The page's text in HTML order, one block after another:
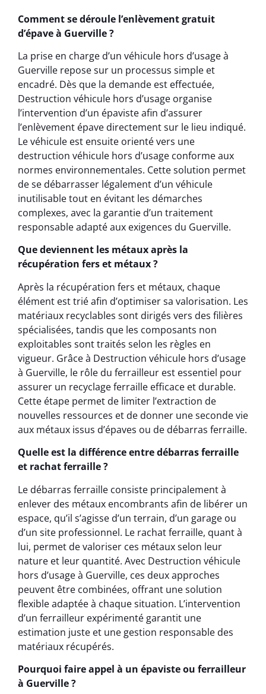
Comment se déroule l’enlèvement gratuit
d’épave à Guerville ?
La prise en charge d’un véhicule hors d’usage à
Guerville repose sur un processus simple et
encadré. Dès que la demande est effectuée,
Destruction véhicule hors d’usage organise
l’intervention d’un épaviste afin d’assurer
l’enlèvement épave directement sur le lieu indiqué.
Le véhicule est ensuite orienté vers une
destruction véhicule hors d’usage conforme aux
normes environnementales. Cette solution permet
de se débarrasser légalement d’un véhicule
inutilisable tout en évitant les démarches
complexes, avec la garantie d’un traitement
responsable adapté aux exigences du Guerville.
Que deviennent les métaux après la
récupération fers et métaux ?
Après la récupération fers et métaux, chaque
élément est trié afin d’optimiser sa valorisation. Les
matériaux recyclables sont dirigés vers des filières
spécialisées, tandis que les composants non
exploitables sont traités selon les règles en
vigueur. Grâce à Destruction véhicule hors d’usage
à Guerville, le rôle du ferrailleur est essentiel pour
assurer un recyclage ferraille efficace et durable.
Cette étape permet de limiter l’extraction de
nouvelles ressources et de donner une seconde vie
aux métaux issus d’épaves ou de débarras ferraille.
Quelle est la différence entre débarras ferraille
et rachat ferraille ?
Le débarras ferraille consiste principalement à
enlever des métaux encombrants afin de libérer un
espace, qu’il s’agisse d’un terrain, d’un garage ou
d’un site professionnel. Le rachat ferraille, quant à
lui, permet de valoriser ces métaux selon leur
nature et leur quantité. Avec Destruction véhicule
hors d’usage à Guerville, ces deux approches
peuvent être combinées, offrant une solution
flexible adaptée à chaque situation. L’intervention
d’un ferrailleur expérimenté garantit une
estimation juste et une gestion responsable des
matériaux récupérés.
Pourquoi faire appel à un épaviste ou ferrailleur
à Guerville ?